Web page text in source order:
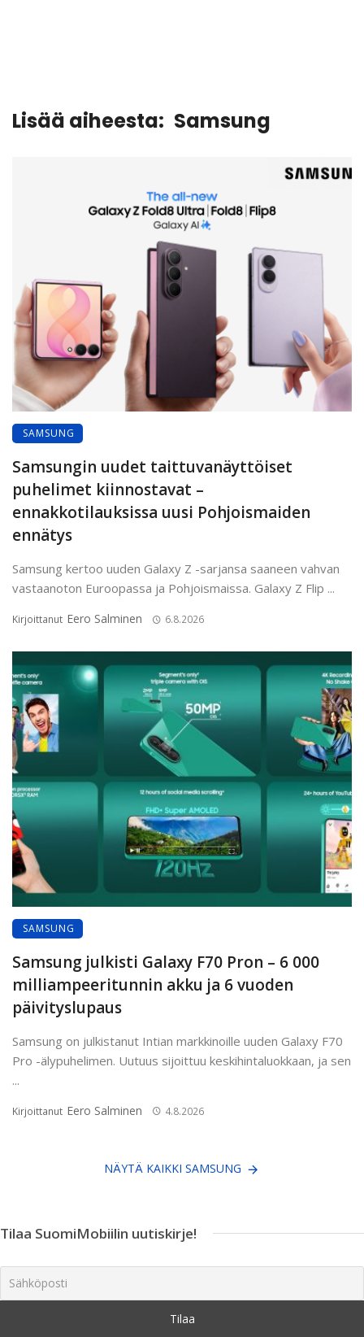
Lisää aiheesta: Samsung
SAMSUNG
Samsungin uudet taittuvanäyttöiset
puhelimet kiinnostavat –
ennakkotilauksissa uusi Pohjoismaiden
ennätys
Samsung kertoo uuden Galaxy Z -sarjansa saaneen vahvan
vastaanoton Euroopassa ja Pohjoismaissa. Galaxy Z Flip ...
Kirjoittanut Eero Salminen 6.8.2026
SAMSUNG
Samsung julkisti Galaxy F70 Pron – 6 000
milliampeeritunnin akku ja 6 vuoden
päivityslupaus
Samsung on julkistanut Intian markkinoille uuden Galaxy F70
Pro -älypuhelimen. Uutuus sijoittuu keskihintaluokkaan, ja sen
...
Kirjoittanut Eero Salminen 4.8.2026
NÄYTÄ KAIKKI SAMSUNG
Tilaa SuomiMobiilin uutiskirje!